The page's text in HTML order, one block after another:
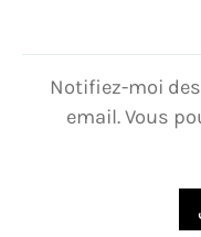
Notifiez-moi
email. Vous